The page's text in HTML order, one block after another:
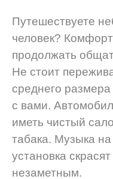
Путешествуете
человек?
продолжать
Не стоит
среднего
с вами.
иметь чистый
табака. Музыка
установка
незаметным.